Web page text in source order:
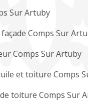
Sur Artuby
Comps Sur
Comps Sur Artuby
et toiture Comps
toiture Comps Sur